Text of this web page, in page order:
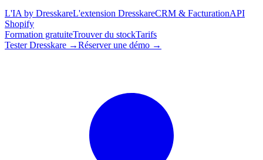
L'IA by DresskareL'extension DresskareCRM & FacturationAPI
Shopify
Formation gratuiteTrouver du stockTarifs
Tester Dresskare →Réserver une démo →